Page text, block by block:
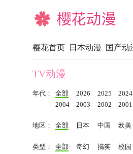
樱花动漫
樱花首页 日本动漫 国产动
TV动漫
年代： 全部 2026 2025 2024
2004
2003 2002 2001
地区： 全部 日本 中国 欧美
类型： 全部 奇幻 搞笑 校园